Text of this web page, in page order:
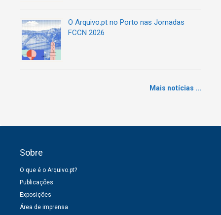
O Arquivo.pt no Porto nas Jornadas
FCCN 2026
Mais notícias ...
Sobre
O que é o Arquivo.pt?
Publicações
Exposições
Área de imprensa